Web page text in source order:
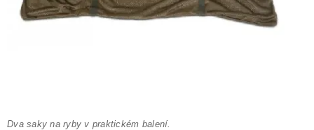
Dva saky na ryby v praktickém balení.